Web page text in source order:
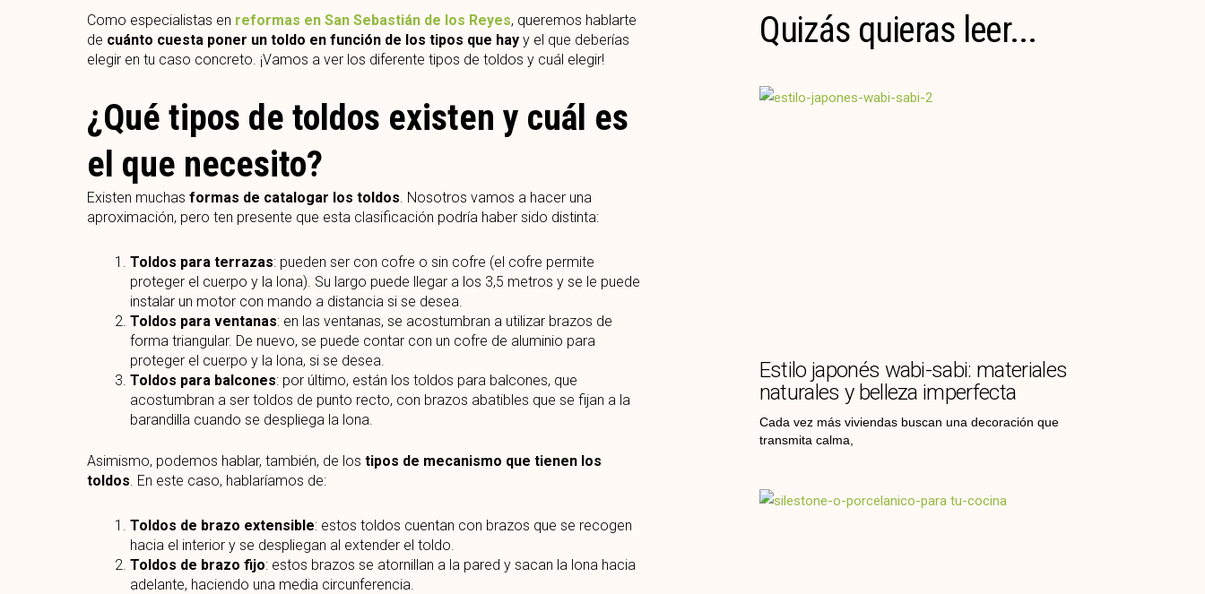
Como especialistas en reformas en San Sebastián de los Reyes, queremos hablarte
de cuánto cuesta poner un toldo en función de los tipos que hayy el que deberías
elegir en tu caso concreto. ¡Vamos a ver los diferente tipos de toldos y cuál elegir!
¿Qué tipos de toldos existen y cuál es
el que necesito?
Existen muchas formas de catalogar los toldos. Nosotros vamos a hacer una
aproximación, pero ten presente que esta clasificación podría haber sido distinta:
Toldos para terrazas: pueden ser con cofre o sin cofre (el cofre permite
proteger el cuerpo y la lona). Su largo puede llegar a los 3,5 metros y se le puede
instalar un motor con mando a distancia si se desea.
Toldos para ventanas: en las ventanas, se acostumbran a utilizar brazos de
forma triangular. De nuevo, se puede contar con un cofre de aluminio para
proteger el cuerpo y la lona, si se desea.
Toldos para balcones: por último, están los toldos para balcones, que
acostumbran a ser toldos de punto recto, con brazos abatibles que se fijan a la
barandilla cuando se despliega la lona.
Asimismo, podemos hablar, también, de los tipos de mecanismo que tienen los
toldos. En este caso, hablaríamos de:
Toldos de brazo extensible: estos toldos cuentan con brazos que se recogen
hacia el interior y se despliegan al extender el toldo.
Toldos de brazo fijo: estos brazos se atornillan a la pared y sacan la lona hacia
adelante, haciendo una media circunferencia.
Quizás quieras leer...
Estilo japonés wabi-sabi: materiales
naturales y belleza imperfecta
Cada vez más viviendas buscan una decoración que
transmita calma,